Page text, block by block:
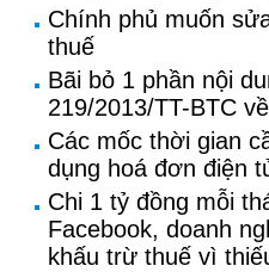
Chính phủ muốn
thuế
Bãi bỏ 1 phần nội
219/2013/TT-BTC
Các mốc thời gian
dụng hoá đơn điện
Chi 1 tỷ đồng mỗi
Facebook, doanh
khấu trừ thuế vì